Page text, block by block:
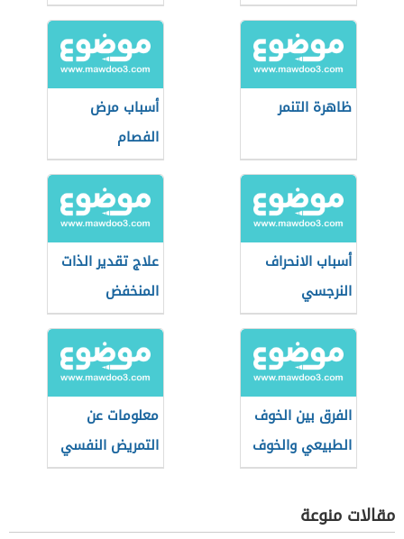
ظاهرة التنمر
أسباب مرض
الفصام
أسباب الانحراف
النرجسي
علاج تقدير الذات
المنخفض
الفرق بين الخوف
الطبيعي والخوف
المرضي
معلومات عن
التمريض النفسي
(تمريض الصحة
مقالات منوعة